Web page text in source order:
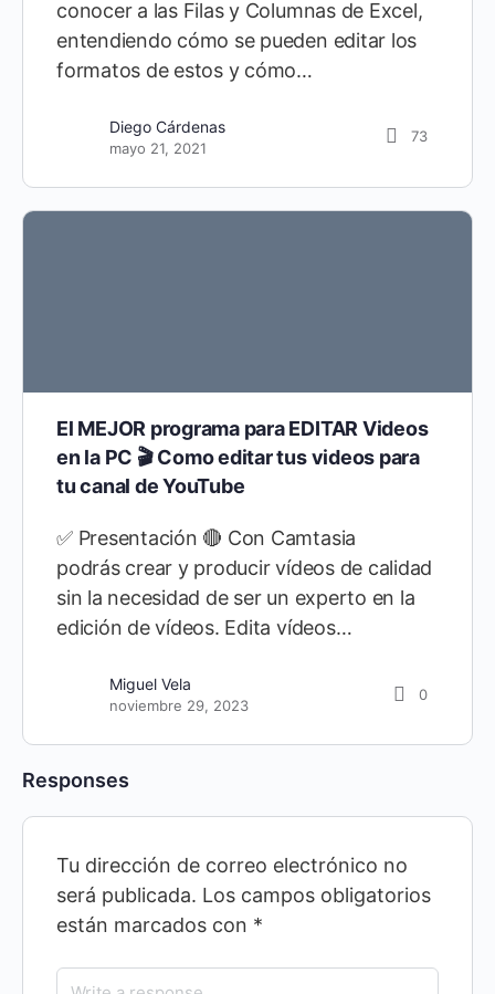
conocer a las Filas y Columnas de Excel,
entendiendo cómo se pueden editar los
formatos de estos y cómo…
Diego Cárdenas
mayo 21, 2021
73
El MEJOR programa para EDITAR Videos
en la PC 🎬 Como editar tus videos para
tu canal de YouTube
✅ Presentación 🔴 Con Camtasia
podrás crear y producir vídeos de calidad
sin la necesidad de ser un experto en la
edición de vídeos. Edita vídeos…
Miguel Vela
noviembre 29, 2023
0
Responses
Tu dirección de correo electrónico no
será publicada. Los campos obligatorios
están marcados con *